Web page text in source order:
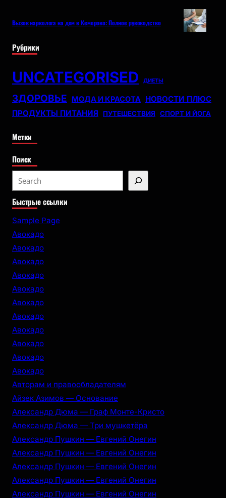
Вызов нарколога на дом в Кемерово: Полное руководство
Рубрики
UNCATEGORISED ДИЕТЫ
ЗДОРОВЬЕ МОДА И КРАСОТА НОВОСТИ ПЛЮС
ПРОДУКТЫ ПИТАНИЯ
ПУТЕШЕСТВИЯ СПОРТ И ЙОГА
Метки
Поиск
e
a
r
Быстрые ссылки
Sample Page
Авокадо
Авокадо
Авокадо
Авокадо
Авокадо
Авокадо
Авокадо
Авокадо
Авокадо
Авокадо
Авокадо
Авторам и правообладателям
Айзек Азимов — Основание
Александр Дюма — Граф Монте-Кристо
Александр Дюма — Три мушкетёра
Александр Пушкин — Евгений Онегин
Александр Пушкин — Евгений Онегин
Александр Пушкин — Евгений Онегин
Александр Пушкин — Евгений Онегин
Александр Пушкин — Евгений Онегин